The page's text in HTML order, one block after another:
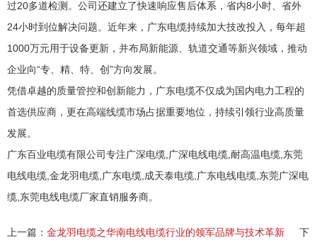
过20多道检测。公司还建立了快速响应售后体系，省内8小时、省外
24小时到位解决问题。近年来，广东电缆持续加大技改投入，每年超
1000万元用于设备更新，并布局新能源、轨道交通等新兴领域，推动
企业向“专、精、特、创”方向发展。
凭借卓越的质量管控和创新能力，广东电缆不仅成为国内电力工程的
首选供应商，更在高端线缆市场占据重要地位，持续引领行业高质量
发展。
广东百业电缆有限公司专注广深电缆,广深电线电缆,耐高温电缆,东莞
电线电缆,金龙羽电缆,广东电缆,成天泰电缆,广东电线电缆,东莞广深电
缆,东莞电线电缆厂家直销服务商。
上一篇： 金龙羽电缆之华南电线电缆行业的领军品牌与技术革新
下